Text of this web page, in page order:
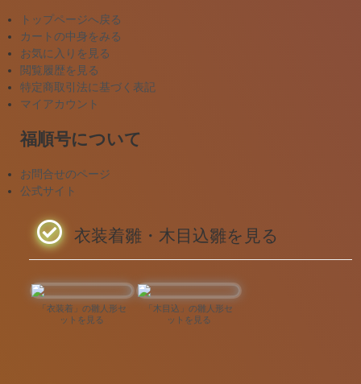
トップページへ戻る
カートの中身をみる
お気に入りを見る
閲覧履歴を見る
特定商取引法に基づく表記
マイアカウント
福順号について
お問合せのページ
公式サイト
衣装着雛・木目込雛を見る
「衣装着」の雛人形セ
ットを見る
「木目込」の雛人形セ
ットを見る